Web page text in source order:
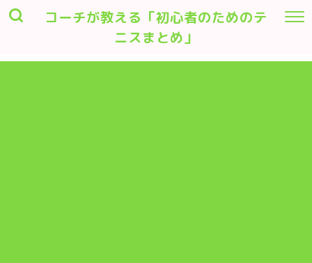
コーチが教える「初心者のためのテ
ニスまとめ」